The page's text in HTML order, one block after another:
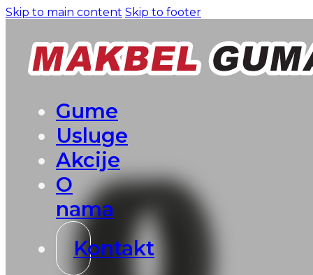
Skip to main content Skip to footer
Gume
Usluge
Akcije
O
nama
Kontakt